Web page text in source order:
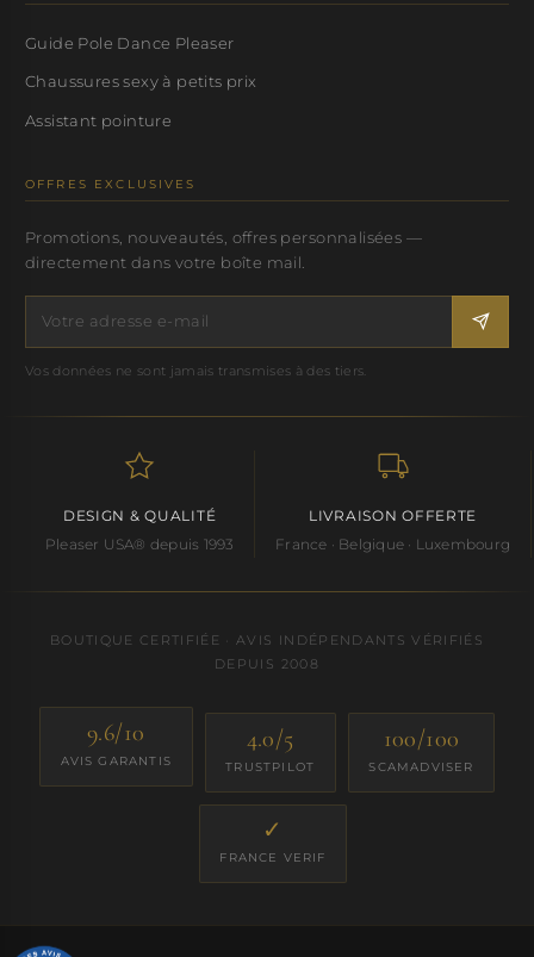
Guide Pole Dance Pleaser
Chaussures sexy à petits prix
Assistant pointure
OFFRES EXCLUSIVES
Promotions, nouveautés, offres personnalisées —
directement dans votre boîte mail.
Vos données ne sont jamais transmises à des tiers.
DESIGN & QUALITÉ
Pleaser USA® depuis 1993
LIVRAISON OFFERTE
France · Belgique · Luxembourg
BOUTIQUE CERTIFIÉE · AVIS INDÉPENDANTS VÉRIFIÉS
DEPUIS 2008
9.6/10
AVIS GARANTIS
4.0/5
TRUSTPILOT
100/100
SCAMADVISER
✓
FRANCE VERIF